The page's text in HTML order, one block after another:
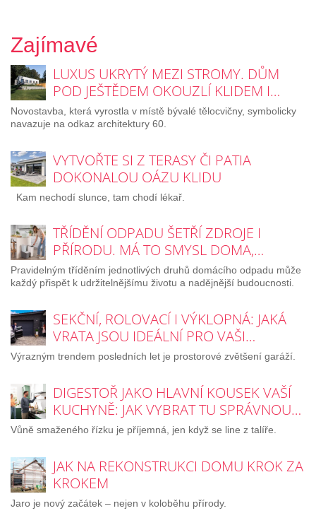
Zajímavé
LUXUS UKRYTÝ MEZI STROMY. DŮM
POD JEŠTĚDEM OKOUZLÍ KLIDEM I…
Novostavba, která vyrostla v místě bývalé tělocvičny, symbolicky
navazuje na odkaz architektury 60.
VYTVOŘTE SI Z TERASY ČI PATIA
DOKONALOU OÁZU KLIDU
Kam nechodí slunce, tam chodí lékař.
TŘÍDĚNÍ ODPADU ŠETŘÍ ZDROJE I
PŘÍRODU. MÁ TO SMYSL DOMA,…
Pravidelným tříděním jednotlivých druhů domácího odpadu může
každý přispět k udržitelnějšímu životu a nadějnější budoucnosti.
SEKČNÍ, ROLOVACÍ I VÝKLOPNÁ: JAKÁ
VRATA JSOU IDEÁLNÍ PRO VAŠI…
Výrazným trendem posledních let je prostorové zvětšení garáží.
DIGESTOŘ JAKO HLAVNÍ KOUSEK VAŠÍ
KUCHYNĚ: JAK VYBRAT TU SPRÁVNOU…
Vůně smaženého řízku je příjemná, jen když se line z talíře.
JAK NA REKONSTRUKCI DOMU KROK ZA
KROKEM
Jaro je nový začátek – nejen v koloběhu přírody.